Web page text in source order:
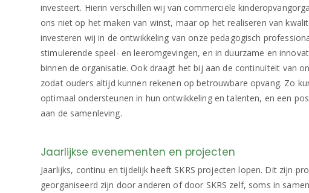
investeert. Hierin verschillen wij van commerciële
ons niet op het maken van winst, maar op het realiseren van
investeren wij in de ontwikkeling van onze pedagogisch
stimulerende speel- en leeromgevingen, en in duurzame en
binnen de organisatie. Ook draagt het bij aan de continuïteit van
zodat ouders altijd kunnen rekenen op betrouwbare opvang. Zo
optimaal ondersteunen in hun ontwikkeling en talenten, en een
aan de samenleving.
Jaarlijkse evenementen en projecten
Jaarlijks, continu en tijdelijk heeft SKRS projecten lopen. Dit zijn
georganiseerd zijn door anderen of door SKRS zelf, soms in